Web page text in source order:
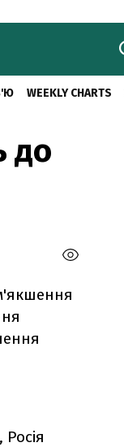
WEEKLY CHARTS
до